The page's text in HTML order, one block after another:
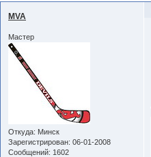
MVA
Мастер
Откуда: Минск
Зарегистрирован: 06-01-2008
Сообщений: 1602